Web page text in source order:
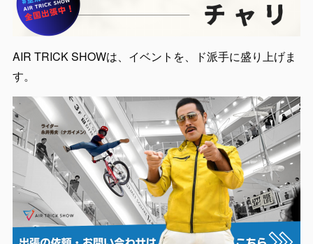
AIR TRICK SHOWは、イベントを、ド派手に盛り上げま
す。